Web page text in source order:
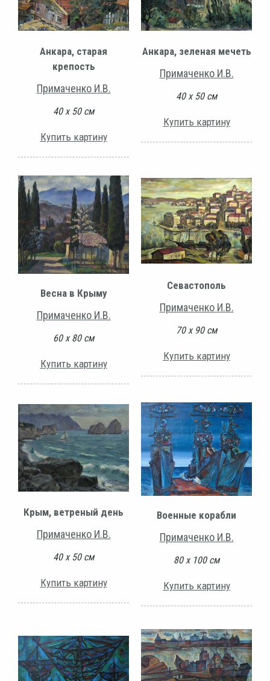
Анкара, старая
крепость
Примаченко И.В.
40 х 50 см
Купить картину
Анкара, зеленая мечеть
Примаченко И.В.
40 х 50 см
Купить картину
Весна в Крыму
Примаченко И.В.
60 х 80 см
Купить картину
Севастополь
Примаченко И.В.
70 х 90 см
Купить картину
Крым, ветреный день
Примаченко И.В.
40 х 50 см
Купить картину
Военные корабли
Примаченко И.В.
80 х 100 см
Купить картину